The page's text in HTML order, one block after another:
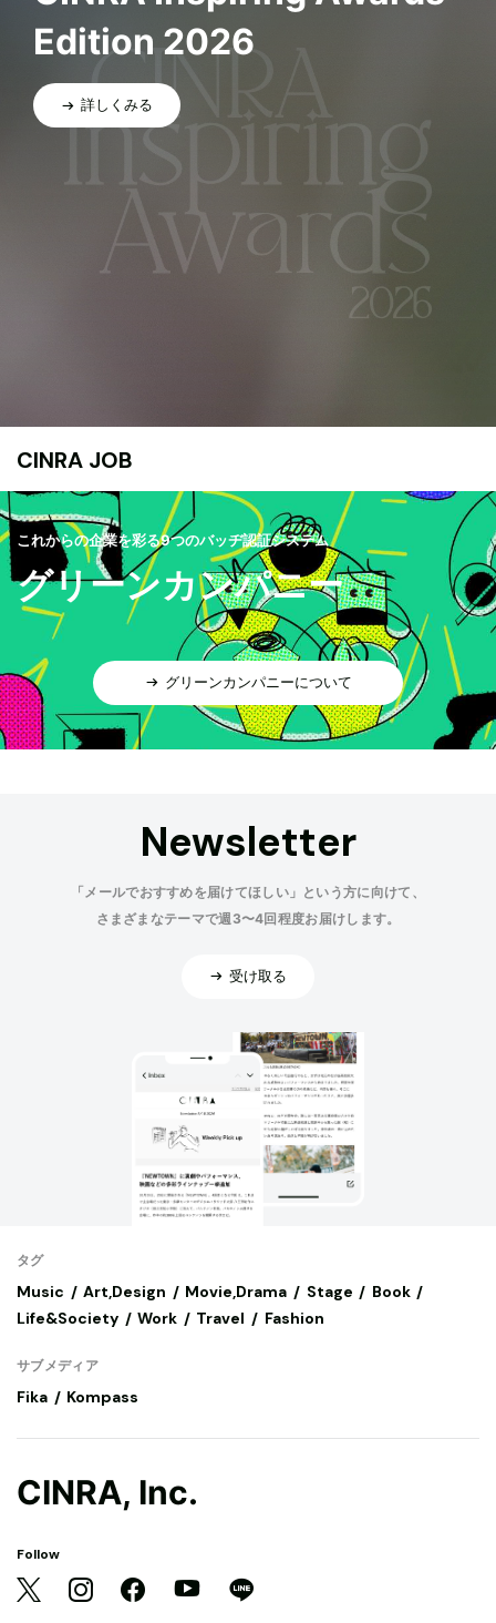
Edition 2026
詳しくみる
CINRA JOB
これからの企業を彩る9つのバッヂ認証システム
グリーンカンパニー
グリーンカンパニーについて
Newsletter
「メールでおすすめを届けてほしい」という方に向けて、
さまざまなテーマで週3〜4回程度お届けします。
受け取る
タグ
Music Art,Design Movie,Drama Stage
Book
Life&Society
Work Travel Fashion
サブメディア
Fika Kompass
CINRA, Inc.
Follow